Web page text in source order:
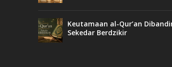
Keutamaan al-Qur’an
Sekedar Berdzikir